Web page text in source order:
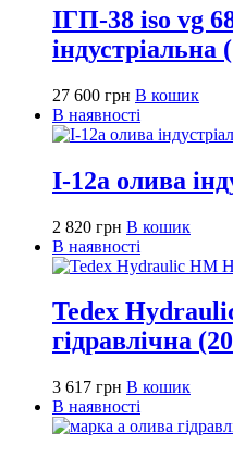
ІГП-38 iso vg
індустріальна
27 600 грн В кошик
В наявності
І-12а олива
2 820 грн В кошик
В наявності
Tedex
гідравлічна
3 617 грн В кошик
В наявності